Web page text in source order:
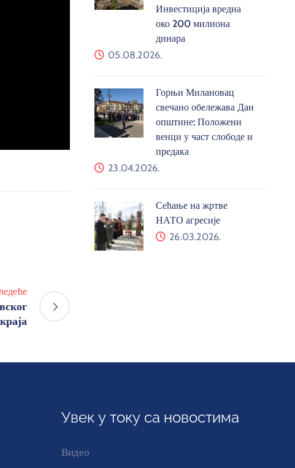
краја
Инвестиција вредна
око 200 милиона
динара
05.08.2026.
Горњи Милановац
свечано обележава Дан
општине: Положени
венци у част слободе и
предака
23.04.2026.
Сећање на жртве
НАТО агресије
26.03.2026.
Увек у току са новостима
Видео